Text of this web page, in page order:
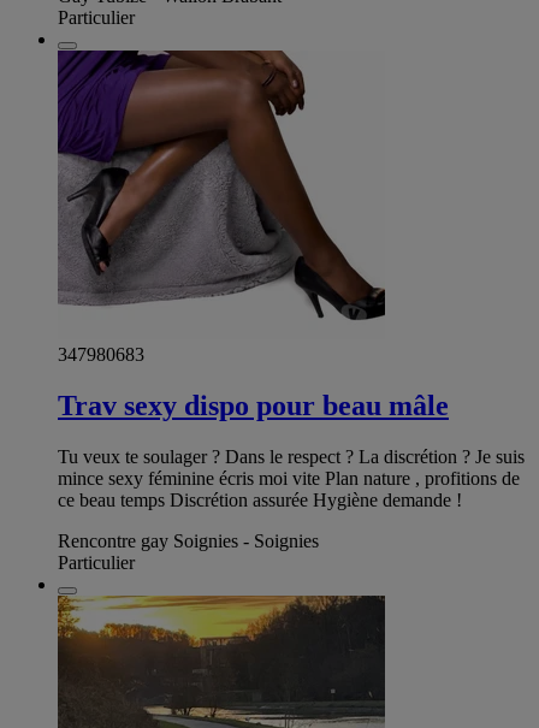
Particulier
347980683
Trav sexy dispo pour beau mâle
Tu veux te soulager ? Dans le respect ? La discrétion ? Je suis
mince sexy féminine écris moi vite Plan nature , profitions de
ce beau temps Discrétion assurée Hygiène demande !
Rencontre gay Soignies - Soignies
Particulier